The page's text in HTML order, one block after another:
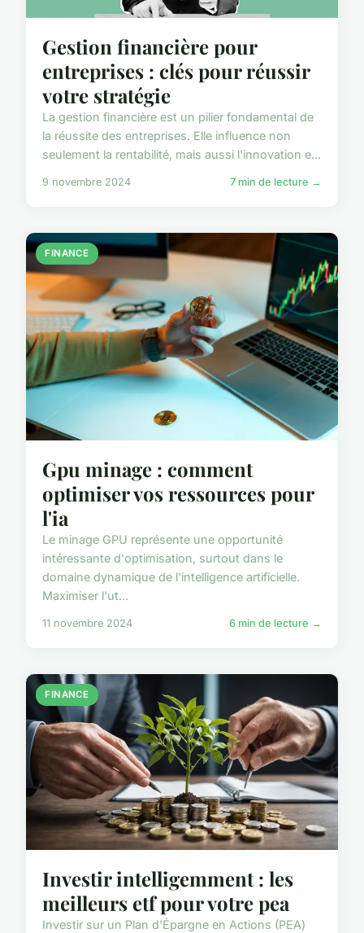
Gestion financière pour
entreprises : clés pour réussir
votre stratégie
La gestion financière est un pilier fondamental de
la réussite des entreprises. Elle influence non
seulement la rentabilité, mais aussi l'innovation e...
9 novembre 2024 7 min de lecture →
FINANCE
Gpu minage : comment
optimiser vos ressources pour
l'ia
Le minage GPU représente une opportunité
intéressante d'optimisation, surtout dans le
domaine dynamique de l'intelligence artificielle.
Maximiser l'ut...
11 novembre 2024 6 min de lecture →
FINANCE
Investir intelligemment : les
meilleurs etf pour votre pea
Investir sur un Plan d'Épargne en Actions (PEA)